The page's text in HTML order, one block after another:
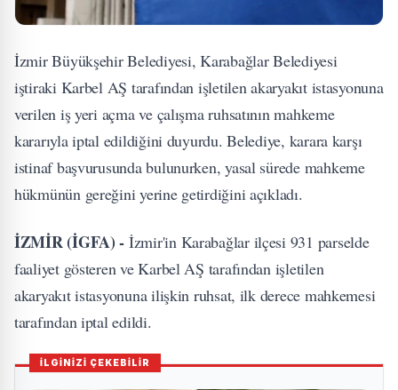
İzmir Büyükşehir Belediyesi, Karabağlar Belediyesi
iştiraki Karbel AŞ tarafından işletilen akaryakıt istasyonuna
verilen iş yeri açma ve çalışma ruhsatının mahkeme
kararıyla iptal edildiğini duyurdu. Belediye, karara karşı
istinaf başvurusunda bulunurken, yasal sürede mahkeme
hükmünün gereğini yerine getirdiğini açıkladı.
İZMİR (İGFA) - İzmir'in Karabağlar ilçesi 931 parselde
faaliyet gösteren ve Karbel AŞ tarafından işletilen
akaryakıt istasyonuna ilişkin ruhsat, ilk derece mahkemesi
tarafından iptal edildi.
İLGİNİZİ ÇEKEBİLİR